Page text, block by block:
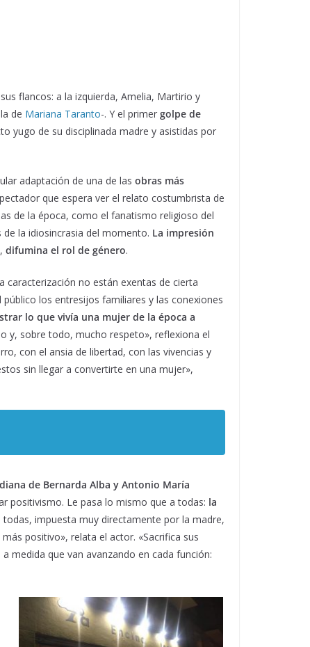
flancos: a la izquierda, Amelia, Martirio y
de Mariana Taranto-. Y el primer golpe de
yugo de su disciplinada madre y asistidas por
adaptación de una de las obras más
que espera ver el relato costumbrista de
de la época, como el fanatismo religioso del
la idiosincrasia del momento. La impresión
difumina el rol de género.
caracterización no están exentas de cierta
los entresijos familiares y las conexiones
lo que vivía una mujer de la época a
y, sobre todo, mucho respeto», reflexiona el
con el ansia de libertad, con las vivencias y
sin llegar a convertirte en una mujer»,
de Bernarda Alba y Antonio María
positivismo. Le pasa lo mismo que a todas: la
todas, impuesta muy directamente por la madre,
positivo», relata el actor. «Sacrifica sus
medida que van avanzando en cada función: